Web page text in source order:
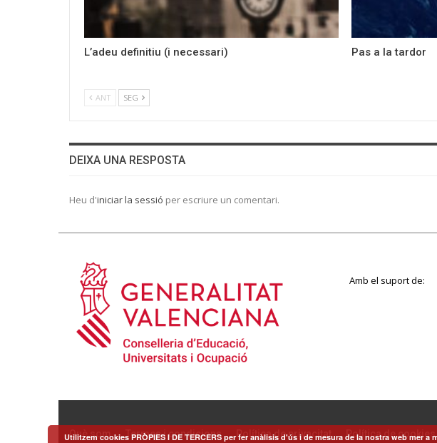
L’adeu definitiu (i necessari) Pas a la tardor
ANT SEG
DEIXA UNA RESPOSTA
Heu d'iniciar la sessió per escriure un comentari.
Amb el suport de:
Què som Termes i condicions Política de privacitat Política de cookies
Utilitzem cookies PRÒPIES I DE TERCERS per fer anàlisis d'ús i de mesura de la nostra web